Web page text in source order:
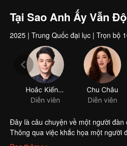
Tại Sao Anh Ấy Vẫn
2025 | Trung Quốc đại lục | Trọn bộ
Hoắc Kiến Hoa
Diễn viên
Chu Châu
Diễn viên
Đây là câu chuyện về một người
Thông qua việc khắc họa một người
còn mang đến những suy ngẫm về